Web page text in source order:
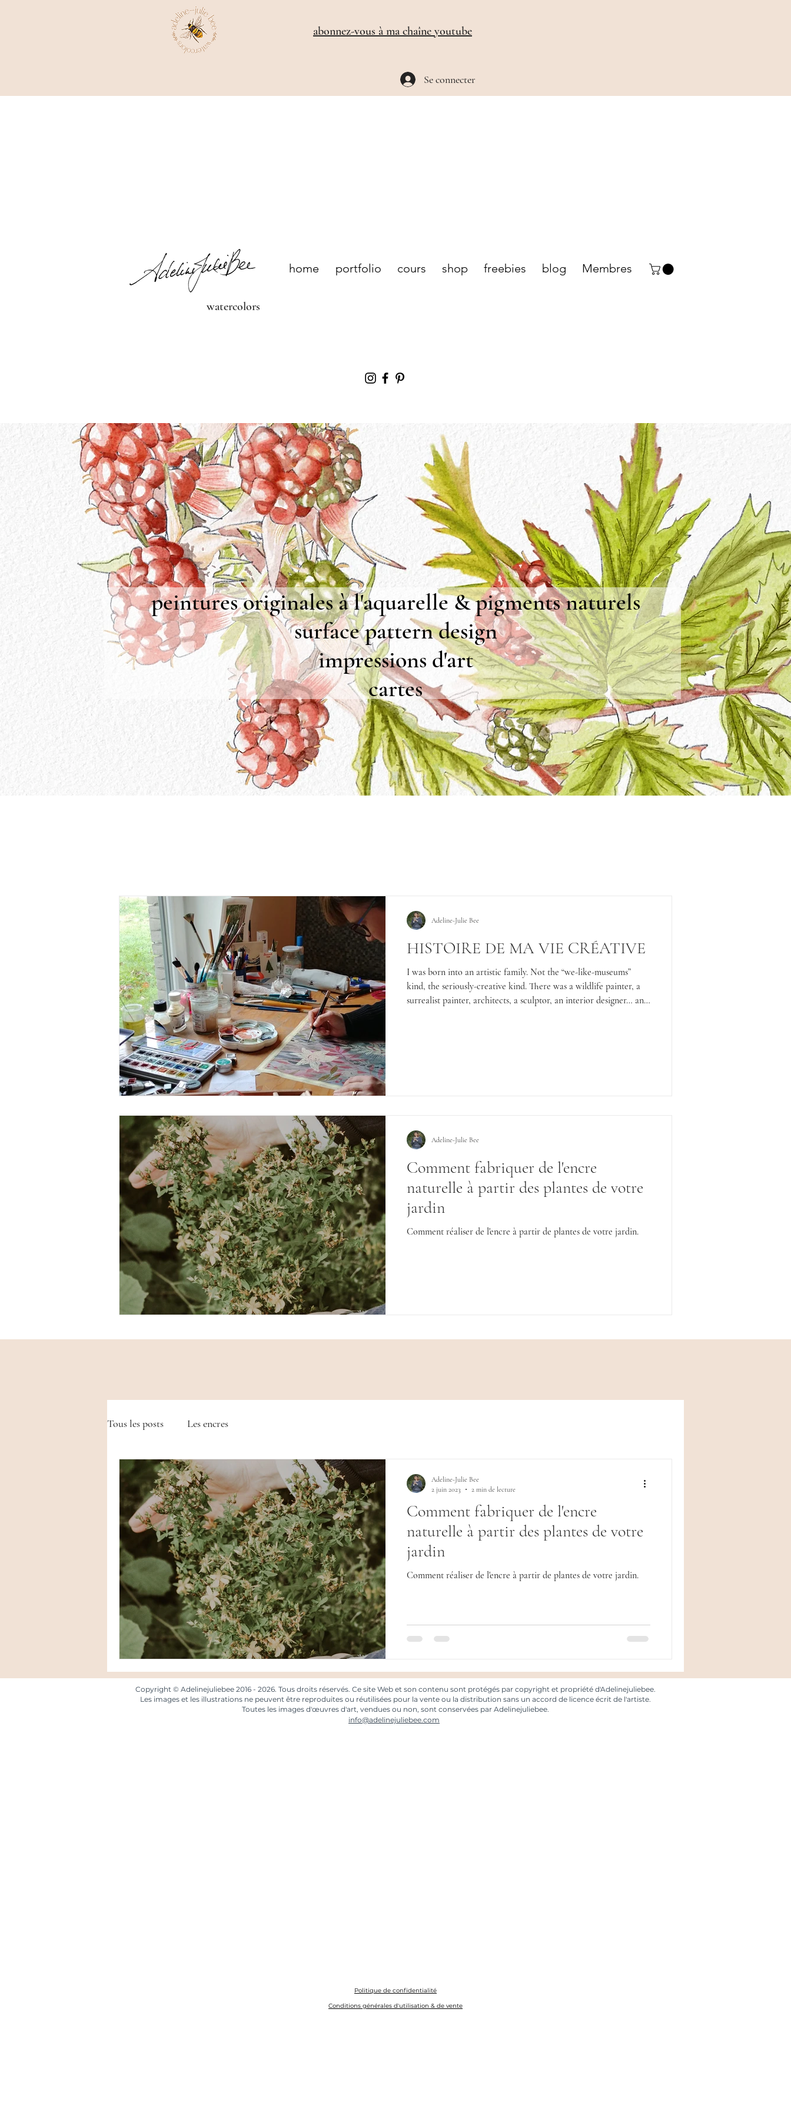
​abonnez-vous à ma chaîne youtube
Se connecter
home portfolio cours shop freebies blog Membres
watercolors
peintures originales à l'aquarelle & pigments naturels
surface pattern design
impressions d'art
cartes
HISTOIRE DE MA VIE CRÉATIVE
I was born into an artistic family. Not the “we-like-museums”
kind, the seriously-creative kind. There was a wildlife painter, a
surrealist painter, architects, a sculptor, an interior designer… and
Adeline-Julie Bee
Comment fabriquer de l'encre
naturelle à partir des plantes de votre
jardin
Comment réaliser de l'encre à partir de plantes de votre jardin.
Adeline-Julie Bee
Tous les posts Les encres
Comment fabriquer de l'encre
naturelle à partir des plantes de votre
jardin
Comment réaliser de l'encre à partir de plantes de votre jardin.
Adeline-Julie Bee
2 juin 2023
2 min de lecture
Copyright © Adelinejuliebee 2016 - 2026. Tous droits réservés. Ce site Web et son contenu sont protégés par copyright et propriété d'Adelinejuliebee.
Les images et les illustrations ne peuvent être reproduites ou réutilisées pour la vente ou la distribution sans un accord de licence écrit de l'artiste.
Toutes les images d'œuvres d'art, vendues ou non, sont conservées par Adelinejuliebee.
info@adelinejuliebee.com
Politique de confidentialité
Conditions générales d'utilisation & de vente